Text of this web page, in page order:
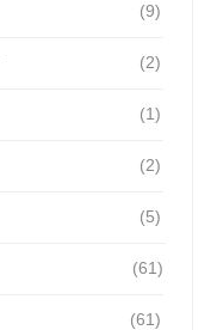
(9)
(2)
(1)
(2)
(5)
(61)
(61)